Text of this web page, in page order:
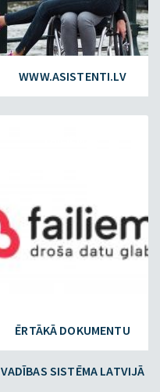
WWW.ASISTENTI.LV
ĒRTĀKĀ DOKUMENTU
VADĪBAS SISTĒMA LATVIJĀ